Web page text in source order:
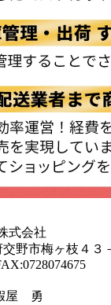
式会社
交野市梅ヶ枝４
屋 勇